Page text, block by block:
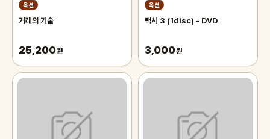
옥션
거래의 기술
25,200원
옥션
택시 3 (1disc) - DVD
3,000원